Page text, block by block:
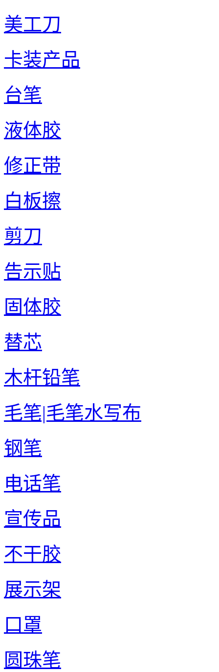
美工刀
卡装产品
台笔
液体胶
修正带
白板擦
剪刀
告示贴
固体胶
替芯
木杆铅笔
毛笔|毛笔水写布
钢笔
电话笔
宣传品
不干胶
展示架
口罩
圆珠笔